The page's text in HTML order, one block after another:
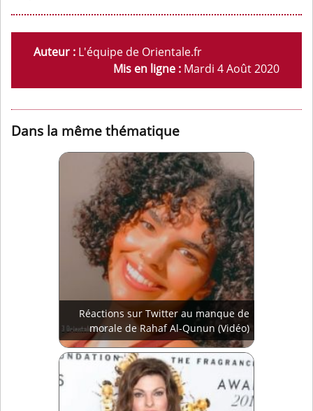
Auteur : L'équipe de Orientale.fr
Mis en ligne : Mardi 4 Août 2020
Dans la même thématique
Réactions sur Twitter au manque de
morale de Rahaf Al-Qunun (Vidéo)